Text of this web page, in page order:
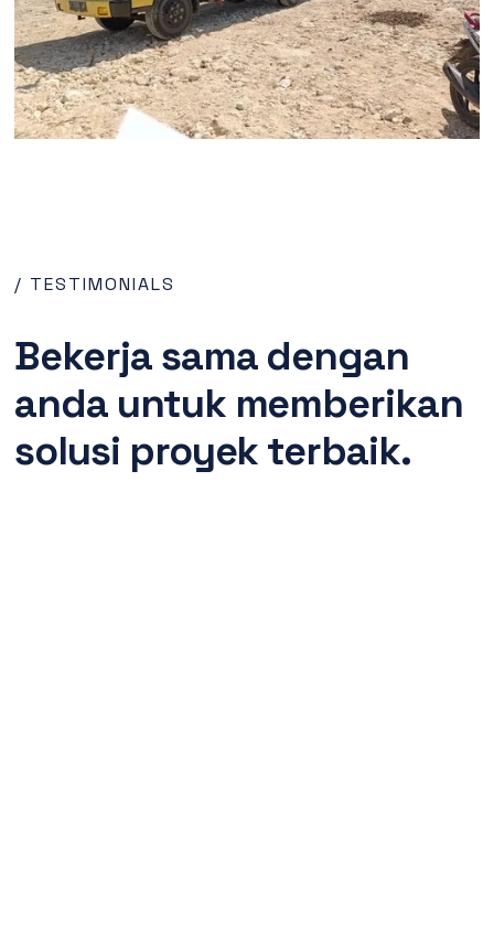
/ TESTIMONIALS
Bekerja sama dengan
anda untuk memberikan
solusi proyek terbaik.